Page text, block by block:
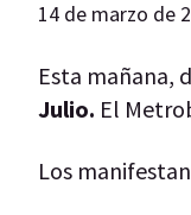
14 de marzo de
Esta mañana,
Julio. El
Los